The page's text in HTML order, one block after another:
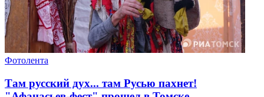
Фотолента
Там русский дух... там Русью пахнет!